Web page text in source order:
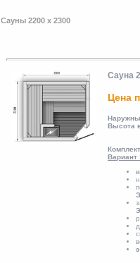
Сауны 2200 x 2300
Сауна
Цена
Высота
Вариант